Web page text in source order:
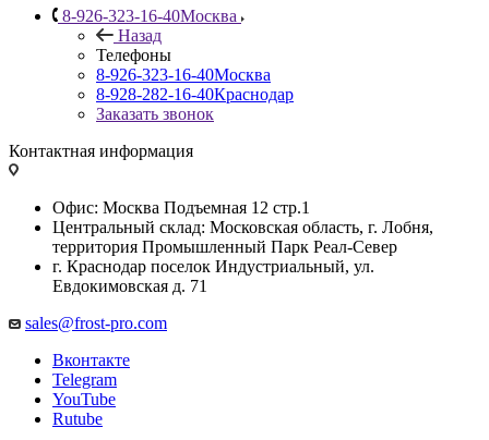
8-926-323-16-40Москва
Назад
Телефоны
8-926-323-16-40Москва
8-928-282-16-40Краснодар
Заказать звонок
Контактная информация
Офис: Москва Подъемная 12 стр.1
Центральный склад: Московская область, г. Лобня,
территория Промышленный Парк Реал-Север
г. Краснодар поселок Индустриальный, ул.
Евдокимовская д. 71
sales@frost-pro.com
Вконтакте
Telegram
YouTube
Rutube